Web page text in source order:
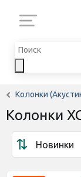
Колонки
Колонки